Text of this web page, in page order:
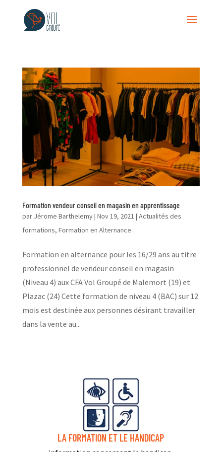
Formation vendeur conseil en magasin en apprentissage
par Jérome Barthelemy| Nov 19, 2021 | Actualités des
formations, Formation en Alternance
Formation en alternance pour les 16/29 ans au titre
professionnel de vendeur conseil en magasin
(Niveau 4) aux CFA Vol Groupé de Malemort (19) et
Plazac (24) Cette formation de niveau 4 (BAC) sur 12
mois est destinée aux personnes désirant travailler
dans la vente au...
LA FORMATION ET LE HANDICAP